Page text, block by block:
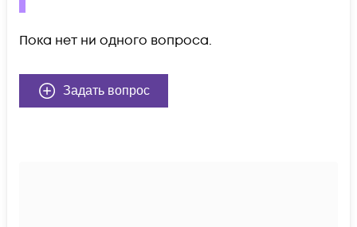
Пока нет ни одного вопроса.
Задать вопрос